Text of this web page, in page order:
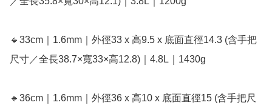
🔹33cm｜1.6mm｜外徑33 x 高9.5 x 底面直徑14.3 (含手把
尺寸／全長38.7×寬33×高12.8)｜4.8L｜1430g
🔹36cm｜1.6mm｜外徑36 x 高10 x 底面直徑15 (含手把尺